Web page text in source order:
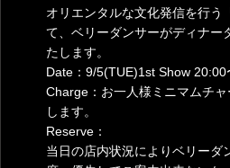
オリエンタルな文化発信を行う
て、ベリーダンサーがディナー
たします。
Date：9/5(TUE)1st Show
Charge：お一人様ミニマムチ
します。
Reserve：
当日の店内状況によりベリーダ